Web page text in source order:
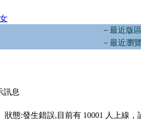
－最近版
－最近瀏
訊息
狀態:發生錯誤,目前有 10001 人上線